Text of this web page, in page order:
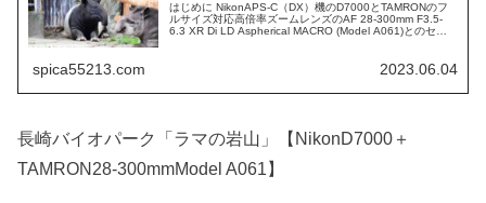
はじめに NikonAPS-C（DX）機のD7000とTAMRONのフ
ルサイズ対応高倍率ズームレンズのAF 28-300mm F3.5-
6.3 XR Di LD Aspherical MACRO (Model A061)とのセッ
spica55213.com 2023.06.04
長崎バイオパーク「ラマの岩山」【NikonD7000＋
TAMRON28-300mmModel A061】